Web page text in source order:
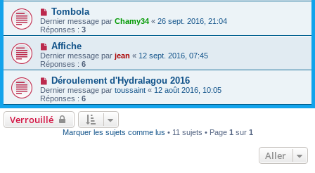
Tombola
Dernier message par Chamy34 « 26 sept. 2016, 21:04
Réponses : 3
Affiche
Dernier message par jean « 12 sept. 2016, 07:45
Réponses : 6
Déroulement d'Hydralagou 2016
Dernier message par toussaint « 12 août 2016, 10:05
Réponses : 6
Verrouillé
Marquer les sujets comme lus • 11 sujets • Page 1 sur 1
Aller